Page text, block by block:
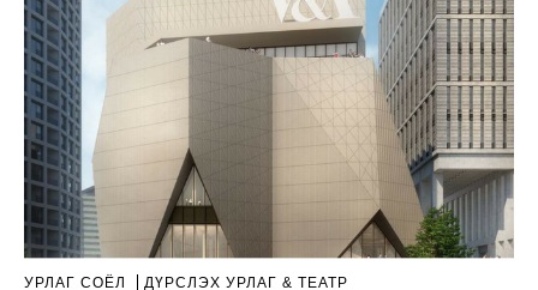
УРЛАГ СОЁЛ ДҮРСЛЭХ УРЛАГ & ТЕАТР